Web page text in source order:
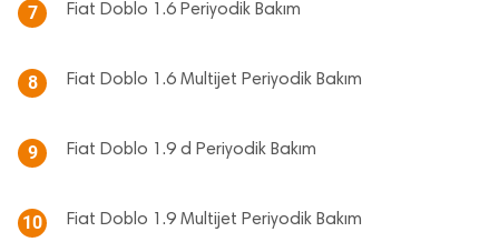
7 Fiat Doblo 1.6 Periyodik Bakım
8 Fiat Doblo 1.6 Multijet Periyodik Bakım
9 Fiat Doblo 1.9 d Periyodik Bakım
10 Fiat Doblo 1.9 Multijet Periyodik Bakım